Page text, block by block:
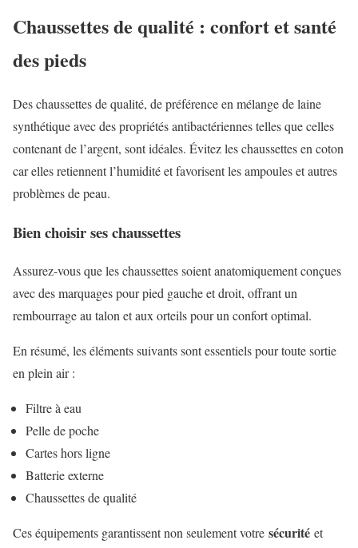
Chaussettes de qualité : confort et santé
des pieds
Des chaussettes de qualité, de préférence en mélange de laine
synthétique avec des propriétés antibactériennes telles que celles
contenant de l’argent, sont idéales. Évitez les chaussettes en coton
car elles retiennent l’humidité et favorisent les ampoules et autres
problèmes de peau.
Bien choisir ses chaussettes
Assurez-vous que les chaussettes soient anatomiquement conçues
avec des marquages pour pied gauche et droit, offrant un
rembourrage au talon et aux orteils pour un confort optimal.
En résumé, les éléments suivants sont essentiels pour toute sortie
en plein air :
Filtre à eau
Pelle de poche
Cartes hors ligne
Batterie externe
Chaussettes de qualité
Ces équipements garantissent non seulement votre sécurité et